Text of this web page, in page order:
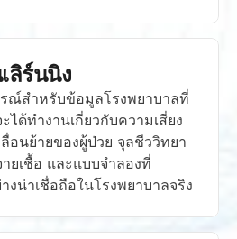
ลิร์นนิง
ณ์สำหรับข้อมูลโรงพยาบาลที่
ด้ทำงานเกี่ยวกับความเสี่ยง
อนย้ายของผู้ป่วย จุลชีววิทยา
ยเชื้อ และแบบจำลองที่
งน่าเชื่อถือในโรงพยาบาลจริง